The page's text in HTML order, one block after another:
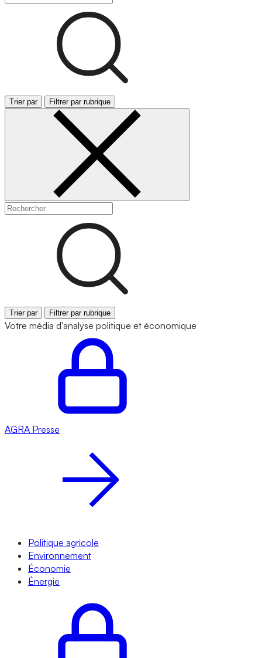
Trier par Filtrer par rubrique
Trier par Filtrer par rubrique
Votre média d'analyse politique et économique
AGRA Presse
Politique agricole
Environnement
Économie
Énergie